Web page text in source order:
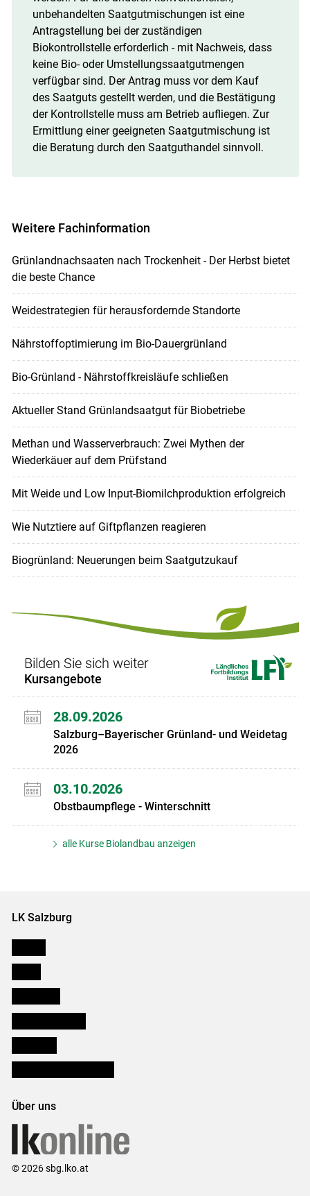
unbehandelten Saatgutmischungen ist eine
Antragstellung bei der zuständigen
Biokontrollstelle erforderlich - mit Nachweis, dass
keine Bio- oder Umstellungssaatgutmengen
verfügbar sind. Der Antrag muss vor dem Kauf
des Saatguts gestellt werden, und die Bestätigung
der Kontrollstelle muss am Betrieb aufliegen. Zur
Ermittlung einer geeigneten Saatgutmischung ist
die Beratung durch den Saatguthandel sinnvoll.
Weitere Fachinformation
Grünlandnachsaaten nach Trockenheit - Der Herbst bietet
die beste Chance
Weidestrategien für herausfordernde Standorte
Nährstoffoptimierung im Bio-Dauergrünland
Bio-Grünland - Nährstoffkreisläufe schließen
Aktueller Stand Grünlandsaatgut für Biobetriebe
Methan und Wasserverbrauch: Zwei Mythen der
Wiederkäuer auf dem Prüfstand
Mit Weide und Low Input-Biomilchproduktion erfolgreich
Wie Nutztiere auf Giftpflanzen reagieren
Biogrünland: Neuerungen beim Saatgutzukauf
Bilden Sie sich weiter
Kursangebote
28.09.2026
Salzburg–Bayerischer Grünland- und Weidetag
2026
03.10.2026
Obstbaumpflege - Winterschnitt
alle Kurse Biolandbau anzeigen
LK Salzburg
Über uns
© 2026 sbg.lko.at